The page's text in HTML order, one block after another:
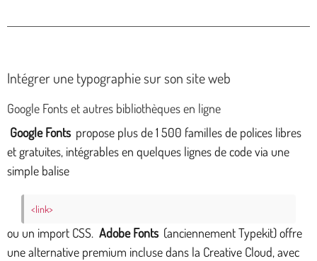
Intégrer une typographie sur son site web
Google Fonts et autres bibliothèques en ligne
Google Fonts propose plus de 1 500 familles de polices libres
et gratuites, intégrables en quelques lignes de code via une
simple balise
<link>
ou un import CSS. Adobe Fonts (anciennement Typekit) offre
une alternative premium incluse dans la Creative Cloud, avec